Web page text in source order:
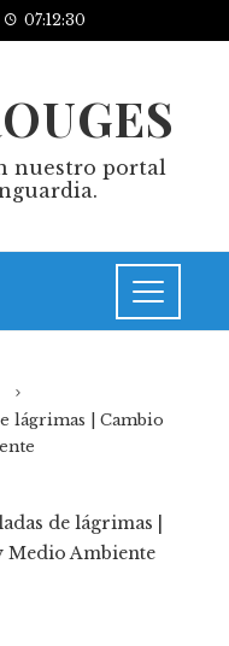
07:12:31
nuestro portal
lágrimas | Cambio